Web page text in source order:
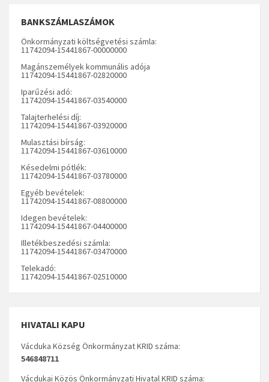
BANKSZÁMLASZÁMOK
Önkormányzati költségvetési számla:
11742094-15441867-00000000
Magánszemélyek kommunális adója
11742094-15441867-02820000
Iparűzési adó:
11742094-15441867-03540000
Talajterhelési díj:
11742094-15441867-03920000
Mulasztási bírság:
11742094-15441867-03610000
Késedelmi pótlék:
11742094-15441867-03780000
Egyéb bevételek:
11742094-15441867-08800000
Idegen bevételek:
11742094-15441867-04400000
Illetékbeszedési számla:
11742094-15441867-03470000
Telekadó:
11742094-15441867-02510000
HIVATALI KAPU
Vácduka Község Önkormányzat KRID száma:
546848711
Vácdukai Közös Önkormányzati Hivatal KRID száma: